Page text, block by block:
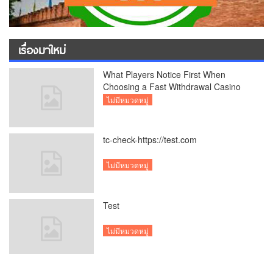
เรื่องมาใหม่
What Players Notice First When
Choosing a Fast Withdrawal Casino
UK
ไม่มีหมวดหมู่
tc-check-https://test.com
ไม่มีหมวดหมู่
Test
ไม่มีหมวดหมู่